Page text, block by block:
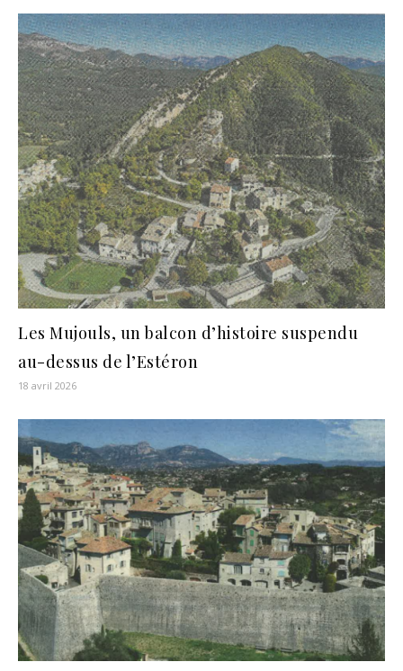
Les Mujouls, un balcon d’histoire suspendu
au-dessus de l’Estéron
18 avril 2026